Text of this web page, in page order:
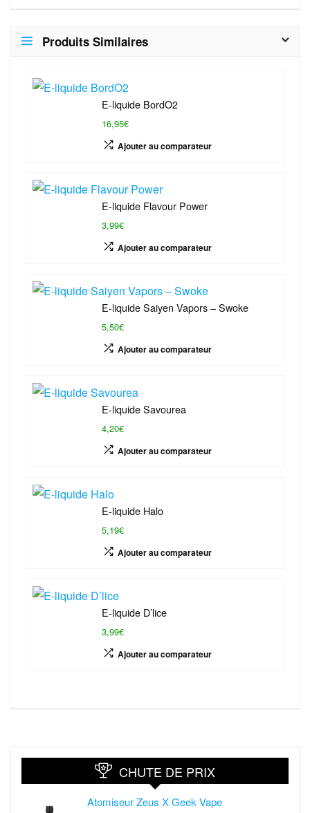
Produits Similaires
E-liquide BordO2
16,95€
Ajouter au comparateur
E-liquide Flavour Power
3,99€
Ajouter au comparateur
E-liquide Saiyen Vapors – Swoke
5,50€
Ajouter au comparateur
E-liquide Savourea
4,20€
Ajouter au comparateur
E-liquide Halo
5,19€
Ajouter au comparateur
E-liquide D’lice
3,99€
Ajouter au comparateur
CHUTE DE PRIX
Atomiseur Zeus X Geek Vape